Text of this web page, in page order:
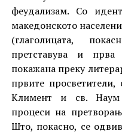
феудализам. Со
македонското
(глаголицата,
претставува и прва
покажана преку
првите
Климент и св. Наум
процеси на
Што, покасно, се